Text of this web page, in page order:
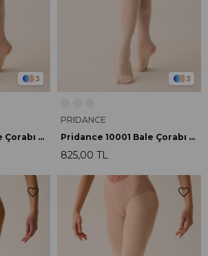
3
Pridance 10001 Bale Çorabı Pembe
3
PRIDANCE
Pridance 10001 Bale Çorabı Cipria
825,00 TL